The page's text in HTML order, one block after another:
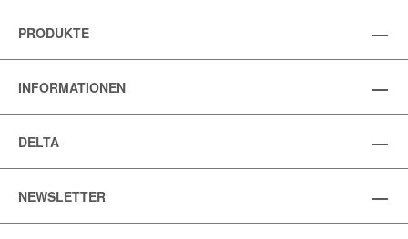
PRODUKTE
INFORMATIONEN
DELTA
NEWSLETTER